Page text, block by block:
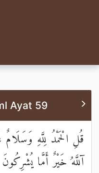
Ayat 59
قُلِ الْحَمْدُ لِلَّهِ
آللَّهُ خَيْرٌ أَمَّا يُشْرِكُونَ